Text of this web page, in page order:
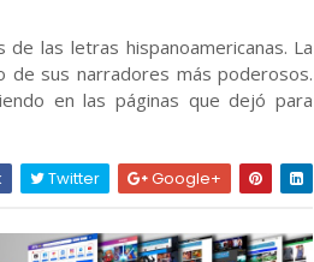
las letras hispanoamericanas. La
de sus narradores más poderosos.
en las páginas que dejó para
Twitter Google+